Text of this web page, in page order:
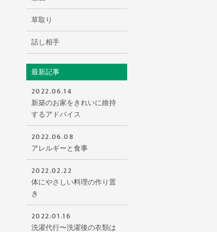
草取り
話し相手
最新記事
2022.06.14
新築のお家をきれいに維持
するアドバイス
2022.06.08
アレルギーと食事
2022.02.22
体にやさしい料理の作り置
き
2022.01.16
洗濯代行〜洗濯後の衣類は